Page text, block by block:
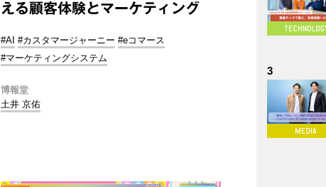
える顧客体験とマーケティング
#AI #カスタマージャーニー #eコマース
#マーケティングシステム
博報堂
土井 京佑
3